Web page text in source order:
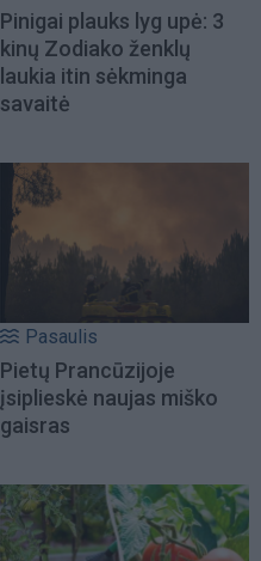
Pinigai plauks lyg upė: 3
kinų Zodiako ženklų
laukia itin sėkminga
savaitė
Pasaulis
Pietų Prancūzijoje
įsiplieskė naujas miško
gaisras